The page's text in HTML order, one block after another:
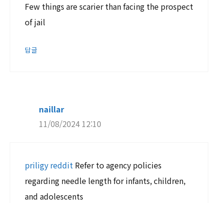
Few things are scarier than facing the prospect
of jail
답글
naillar
11/08/2024 12:10
priligy reddit Refer to agency policies
regarding needle length for infants, children,
and adolescents